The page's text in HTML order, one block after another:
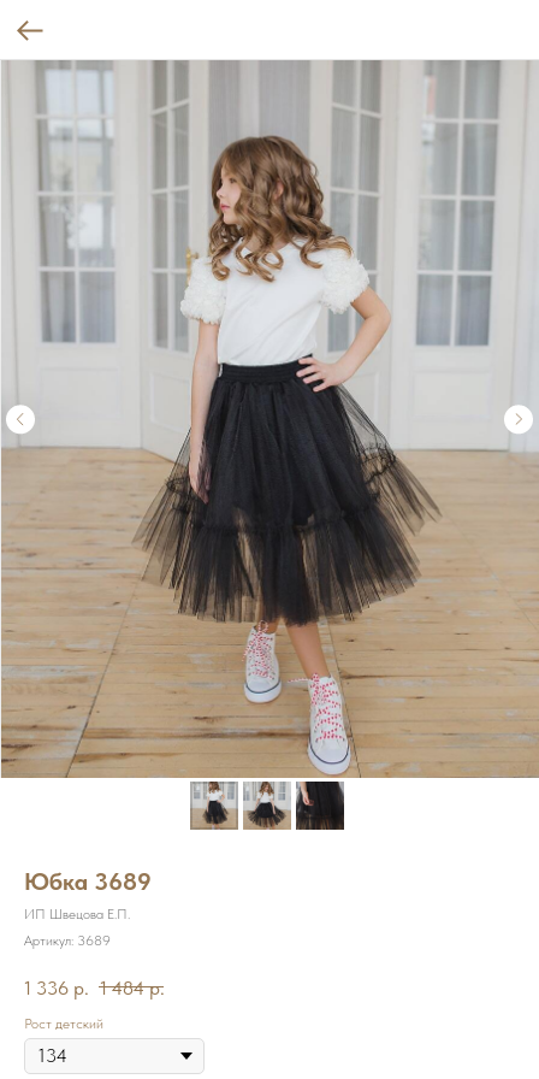
Юбка 3689
ИП Швецова Е.П.
Артикул: 3689
1 336 р. 1 484 р.
Рост детский